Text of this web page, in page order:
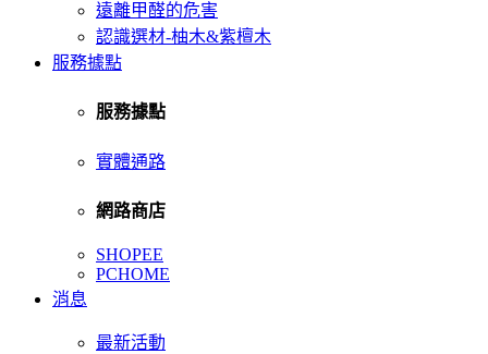
遠離甲醛的危害
認識選材-柚木&紫檀木
服務據點
服務據點
實體通路
網路商店
SHOPEE
PCHOME
消息
最新活動